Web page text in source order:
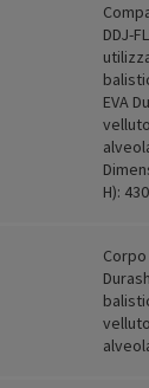
DDJ-
EVA
H):